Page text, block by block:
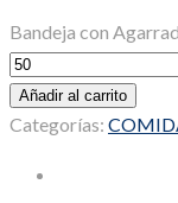
Bandeja con
Añadir al carrito
Categorías: